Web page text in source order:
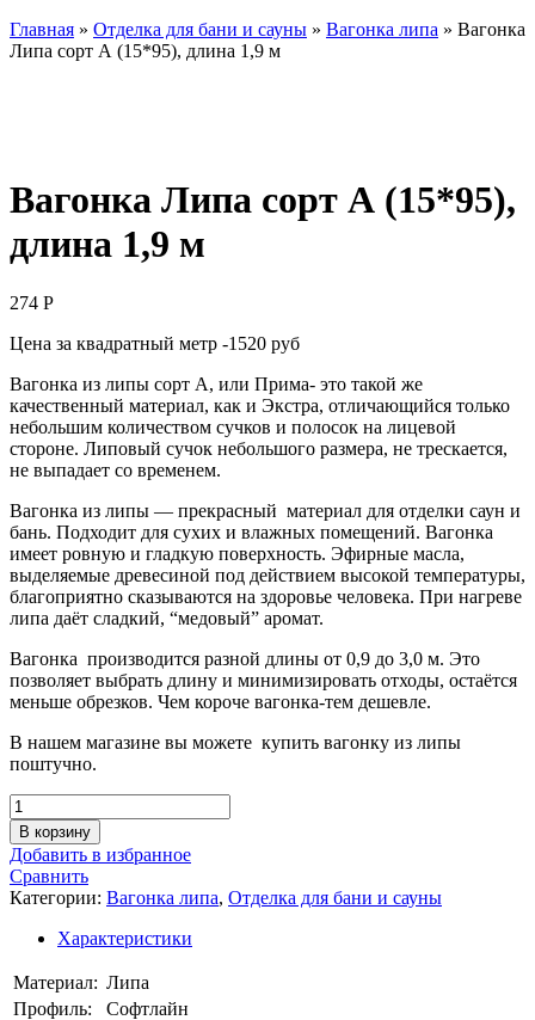
Главная » Отделка для бани и сауны » Вагонка липа » Вагонка
Липа сорт А (15*95), длина 1,9 м
Вагонка Липа сорт А (15*95),
длина 1,9 м
274 Р
Цена за квадратный метр -1520 руб
Вагонка из липы сорт А, или Прима- это такой же
качественный материал, как и Экстра, отличающийся только
небольшим количеством сучков и полосок на лицевой
стороне. Липовый сучок небольшого размера, не трескается,
не выпадает со временем.
Вагонка из липы — прекрасный материал для отделки саун и
бань. Подходит для сухих и влажных помещений. Вагонка
имеет ровную и гладкую поверхность. Эфирные масла,
выделяемые древесиной под действием высокой температуры,
благоприятно сказываются на здоровье человека. При нагреве
липа даёт сладкий, “медовый” аромат.
Вагонка производится разной длины от 0,9 до 3,0 м. Это
позволяет выбрать длину и минимизировать отходы, остаётся
меньше обрезков. Чем короче вагонка-тем дешевле.
В нашем магазине вы можете купить вагонку из липы
поштучно.
Количество
товара
Вагонка
Липа
сорт
А
(15*95),
1,9
В корзину
Добавить в избранное
Сравнить
Категории: Вагонка липа, Отделка для бани и сауны
Характеристики
Материал: Липа
Профиль:
Софтлайн